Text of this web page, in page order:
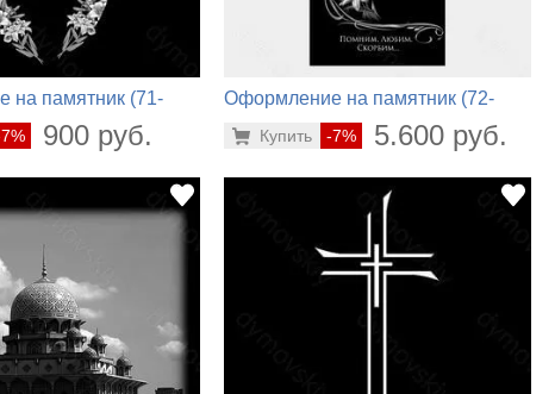
на памятник (71-
900 руб.
Оформление на памятник (72-
-7% 5.600 руб.
Купить